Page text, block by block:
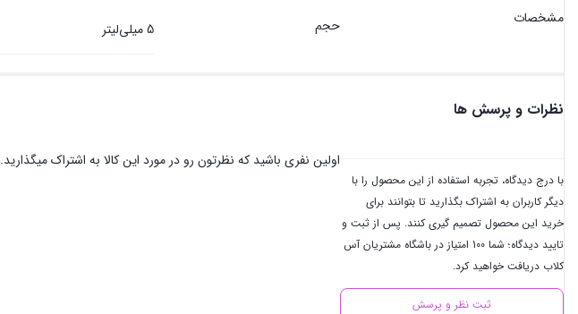
مشخصات حجم 5 میلی‌لیتر
نظرات و پرسش ها
با درج دیدگاه، تجربه استفاده از این محصول را با
دیگر کاربران به اشتراک بگذارید تا بتوانند برای
خرید این محصول تصمیم گیری کنند. پس از ثبت و
تایید دیدگاه؛ شما 100 امتیاز در باشگاه مشتریان آس
کلاب دریافت خواهید کرد.
ثبت نظر و پرسش
اولین نفری باشید که نظرتون رو در مورد این کالا به اشتراک میگذارید.